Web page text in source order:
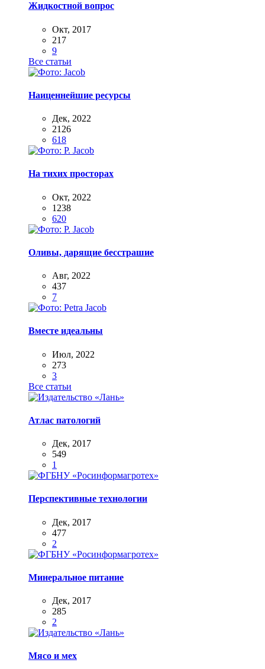
Жидкостной вопрос
Окт, 2017
217
9
Все статьи
Наиценнейшие ресурсы
Дек, 2022
2126
618
На тихих просторах
Окт, 2022
1238
620
Оливы, дарящие бесстрашие
Авг, 2022
437
7
Вместе идеальны
Июл, 2022
273
3
Все статьи
Атлас патологий
Дек, 2017
549
1
Перспективные технологии
Дек, 2017
477
2
Минеральное питание
Дек, 2017
285
2
Мясо и мех